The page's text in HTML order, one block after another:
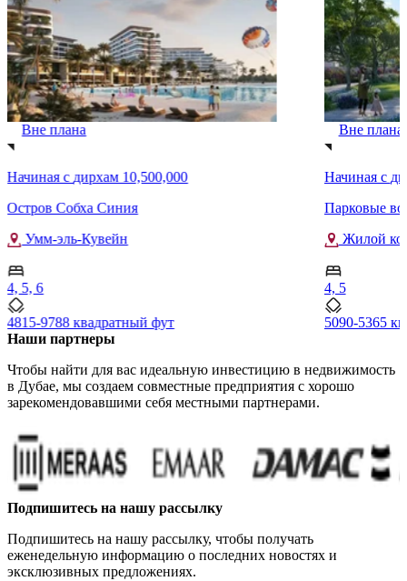
Вне плана
Начиная с дирхам 10,500,000
Остров Собха Синия
Умм-эль-Кувейн
4, 5, 6
4815-9788 квадратный фут
Вне плана
Начиная с
Парковые
Жилой
4, 5
5090-5365
Наши партнеры
Чтобы найти для вас идеальную инвестицию в недвижимость
в Дубае, мы создаем совместные предприятия с хорошо
зарекомендовавшими себя местными партнерами.
Подпишитесь на нашу рассылку
Подпишитесь на нашу рассылку, чтобы получать
еженедельную информацию о последних новостях и
эксклюзивных предложениях.